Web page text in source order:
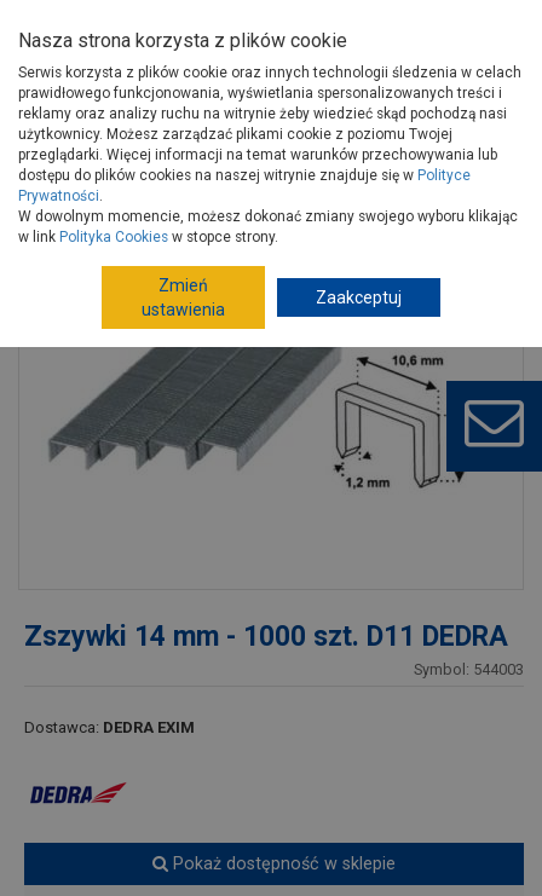
Strona główna Narzędzia
Narzędzia ręczne, warsztat
Zszywacze, nitownice
Akcesoria łączące
Zszywki 14 mm - 1000 szt. D11 DEDRA
Zszywki 14 mm - 1000 szt. D11 DEDRA
Symbol: 544003
Dostawca: DEDRA EXIM
Pokaż dostępność w sklepie
Nasza strona korzysta z plików cookie
Serwis korzysta z plików cookie oraz innych technologii śledzenia w celach
prawidłowego funkcjonowania, wyświetlania spersonalizowanych treści i
reklamy oraz analizy ruchu na witrynie żeby wiedzieć skąd pochodzą nasi
użytkownicy. Możesz zarządzać plikami cookie z poziomu Twojej
przeglądarki. Więcej informacji na temat warunków przechowywania lub
dostępu do plików cookies na naszej witrynie znajduje się w Polityce
Prywatności.
W dowolnym momencie, możesz dokonać zmiany swojego wyboru klikając
w link Polityka Cookies w stopce strony.
Zmień
ustawienia
Zaakceptuj